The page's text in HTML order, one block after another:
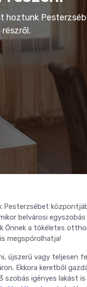
hoztunk
belvárosi
Önnek a tökéletes
megspórolhatja!
újszerű vagy teljesen
Ekkora keretből
igényes lakást